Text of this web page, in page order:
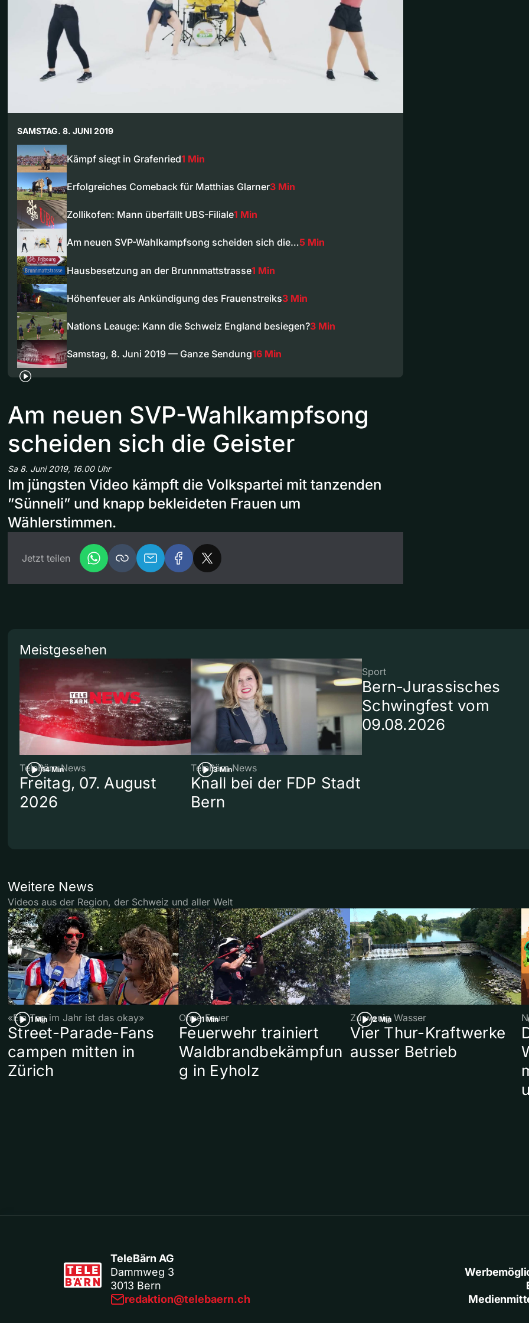
SAMSTAG. 8. JUNI 2019
Kämpf siegt in Grafenried1 Min
Erfolgreiches Comeback für Matthias Glarner3 Min
Zollikofen: Mann überfällt UBS-Filiale1 Min
Am neuen SVP-Wahlkampfsong scheiden sich die…5 Min
Hausbesetzung an der Brunnmattstrasse1 Min
Höhenfeuer als Ankündigung des Frauenstreiks3 Min
Nations Leauge: Kann die Schweiz England besiegen?3 Min
Samstag, 8. Juni 2019 — Ganze Sendung16 Min
Am neuen SVP-Wahlkampfsong
scheiden sich die Geister
Sa 8. Juni 2019, 16.00 Uhr
Im jüngsten Video kämpft die Volkspartei mit tanzenden
”Sünneli” und knapp bekleideten Frauen um
Wählerstimmen.
Jetzt teilen
Meistgesehen
14 Min
TeleBärn News
Freitag, 07. August
2026
3 Min
TeleBärn News
Knall bei der FDP Stadt
Bern
Sport
Bern-Jurassisches
Schwingfest vom
09.08.2026
Weitere News
Videos aus der Region, der Schweiz und aller Welt
1 Min
«Ein Tag im Jahr ist das okay»
Street-Parade-Fans
campen mitten in
Zürich
1 Min
Ohne Feuer
Feuerwehr trainiert
Waldbrandbekämpfun
g in Eyholz
2 Min
Zu wenig Wasser
Vier Thur-Kraftwerke
ausser Betrieb
TeleBärn AG
Dammweg 3
3013 Bern
redaktion@telebaern.ch